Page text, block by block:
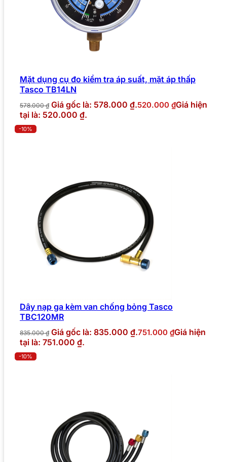
Mặt dụng cụ đo kiểm tra áp suất, mặt áp thấp
Tasco TB14LN
578.000₫ Giá gốc là: 578.000 ₫.520.000 ₫Giá hiện
tại là: 520.000 ₫.
-10%
Dây nạp ga kèm van chống bỏng Tasco
TBC120MR
835.000₫ Giá gốc là: 835.000 ₫.751.000 ₫Giá hiện
tại là: 751.000 ₫.
-10%